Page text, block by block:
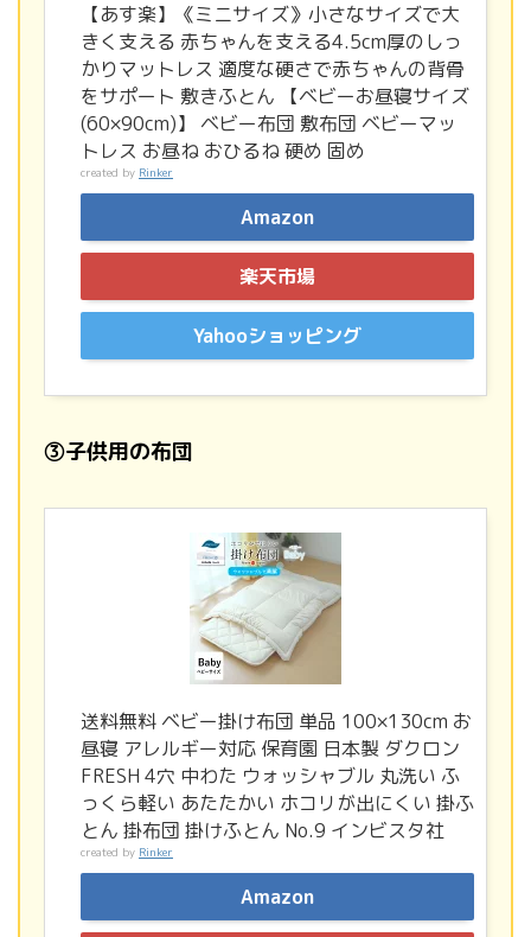
【あす楽】《ミニサイズ》小さなサイズで大
きく支える 赤ちゃんを支える4.5cm厚のしっ
かりマットレス 適度な硬さで赤ちゃんの背骨
をサポート 敷きふとん 【ベビーお昼寝サイズ
(60×90cm)】 ベビー布団 敷布団 ベビーマッ
トレス お昼ね おひるね 硬め 固め
created by Rinker
Amazon
楽天市場
Yahooショッピング
③子供用の布団
送料無料 ベビー掛け布団 単品 100×130cm お
昼寝 アレルギー対応 保育園 日本製 ダクロン
FRESH 4穴 中わた ウォッシャブル 丸洗い ふ
っくら軽い あたたかい ホコリが出にくい 掛ふ
とん 掛布団 掛けふとん No.9 インビスタ社
created by Rinker
Amazon